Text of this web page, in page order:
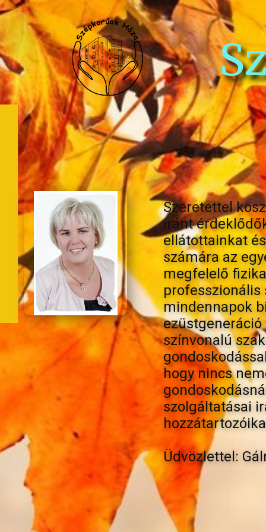
Szeretettel
iránt
ellátottainkat
számára az
megfelelő
professzionális
mindennapok
színvonalú
hogy nincs
szolgáltatásai
Üdvözlettel: